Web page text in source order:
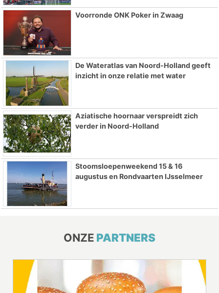
Voorronde ONK Poker in Zwaag
De Wateratlas van Noord-Holland geeft
inzicht in onze relatie met water
Aziatische hoornaar verspreidt zich
verder in Noord-Holland
Stoomsloepenweekend 15 & 16
augustus en Rondvaarten IJsselmeer
ONZE PARTNERS